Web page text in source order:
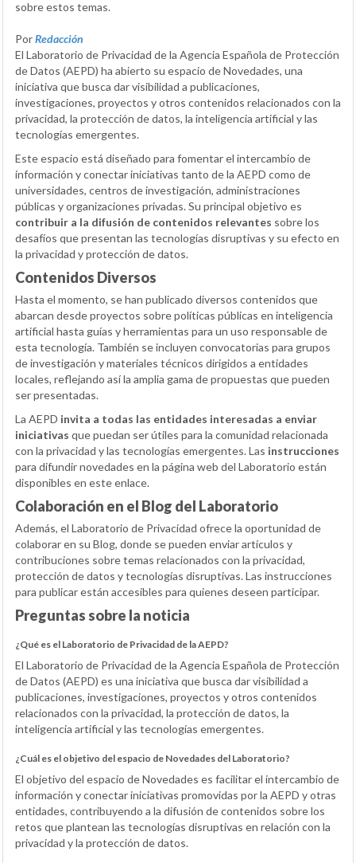
sobre estos temas.
PorRedacción
El Laboratorio de Privacidad de la Agencia Española de Protección
de Datos (AEPD) ha abierto su espacio de Novedades, una
iniciativa que busca dar visibilidad a publicaciones,
investigaciones, proyectos y otros contenidos relacionados con la
privacidad, la protección de datos, la inteligencia artificial y las
tecnologías emergentes.
Este espacio está diseñado para fomentar el intercambio de
información y conectar iniciativas tanto de la AEPD como de
universidades, centros de investigación, administraciones
públicas y organizaciones privadas. Su principal objetivo es
contribuir a la difusión de contenidos relevantes sobre los
desafíos que presentan las tecnologías disruptivas y su efecto en
la privacidad y protección de datos.
Contenidos Diversos
Hasta el momento, se han publicado diversos contenidos que
abarcan desde proyectos sobre políticas públicas en inteligencia
artificial hasta guías y herramientas para un uso responsable de
esta tecnología. También se incluyen convocatorias para grupos
de investigación y materiales técnicos dirigidos a entidades
locales, reflejando así la amplia gama de propuestas que pueden
ser presentadas.
La AEPD invita a todas las entidades interesadas a enviar
iniciativas que puedan ser útiles para la comunidad relacionada
con la privacidad y las tecnologías emergentes. Las instrucciones
para difundir novedades en la página web del Laboratorio están
disponibles en este enlace.
Colaboración en el Blog del Laboratorio
Además, el Laboratorio de Privacidad ofrece la oportunidad de
colaborar en su Blog, donde se pueden enviar artículos y
contribuciones sobre temas relacionados con la privacidad,
protección de datos y tecnologías disruptivas. Las instrucciones
para publicar están accesibles para quienes deseen participar.
Preguntas sobre la noticia
¿Qué es el Laboratorio de Privacidad de la AEPD?
El Laboratorio de Privacidad de la Agencia Española de Protección
de Datos (AEPD) es una iniciativa que busca dar visibilidad a
publicaciones, investigaciones, proyectos y otros contenidos
relacionados con la privacidad, la protección de datos, la
inteligencia artificial y las tecnologías emergentes.
¿Cuál es el objetivo del espacio de Novedades del Laboratorio?
El objetivo del espacio de Novedades es facilitar el intercambio de
información y conectar iniciativas promovidas por la AEPD y otras
entidades, contribuyendo a la difusión de contenidos sobre los
retos que plantean las tecnologías disruptivas en relación con la
privacidad y la protección de datos.